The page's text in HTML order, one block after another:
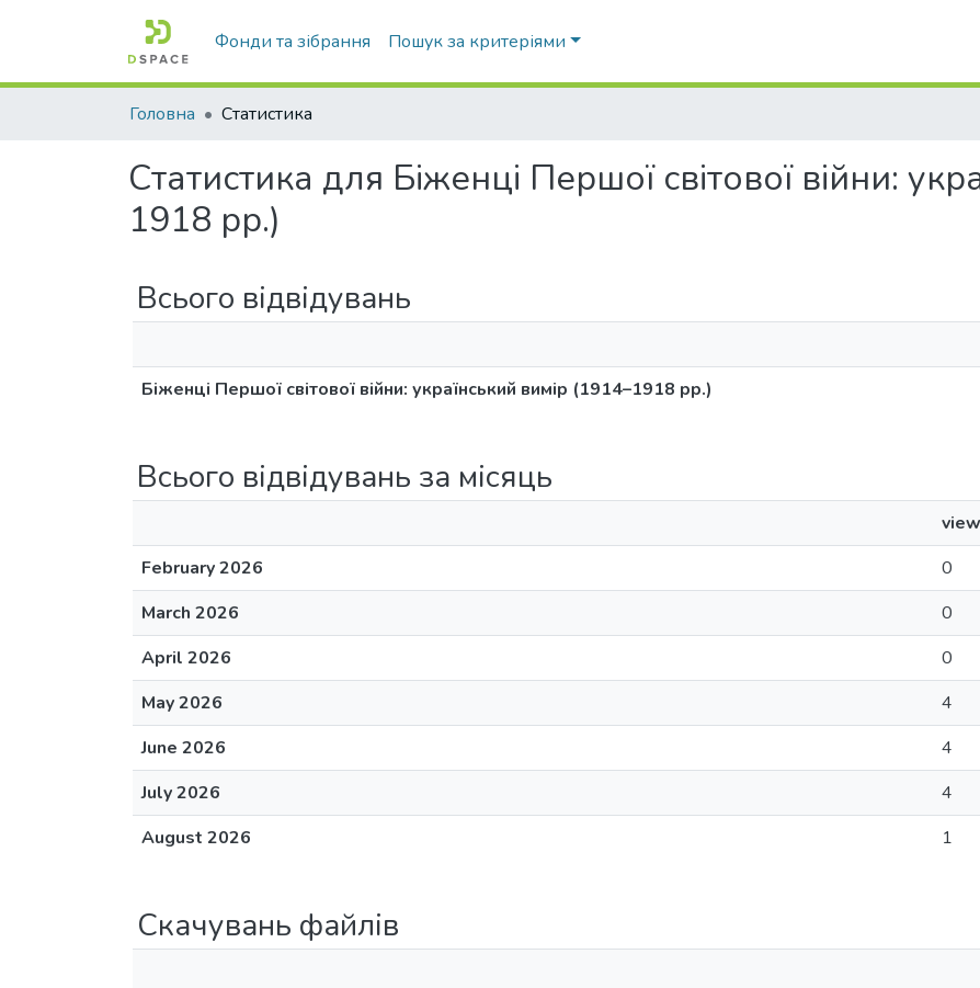
Фонди та зібрання Пошук за критеріями
Головна Статистика
Статистика для Біженці Першої світової війни:
1918 рр.)
Всього відвідувань
Біженці Першої світової війни: український вимір (1914–1918 рр.)
Всього відвідувань за місяць
February 2026
0
March 2026
0
April 2026
0
May 2026
4
June 2026
4
July 2026
4
August 2026
1
Скачувань файлів